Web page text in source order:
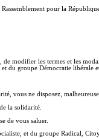
pour la
de modifier les termes et les
du groupe Démocratie libérale
vous ne disposez,
la solidarité.
de vous saluer.
et du groupe Radical,